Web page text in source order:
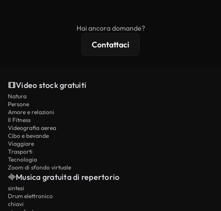
Hai ancora domande?
Contattaci
Video stock gratuiti
Natura
Persone
Amore e relazioni
Il Fitness
Videografia aerea
Cibo e bevande
Viaggiare
Trasporti
Tecnologia
Zoom di sfondo virtuale
Musica gratuita di repertorio
sintesi
Drum elettronico
chiavi